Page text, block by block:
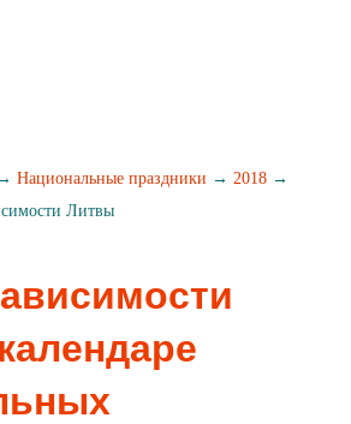
Национальные праздники → 2018 →
Литвы